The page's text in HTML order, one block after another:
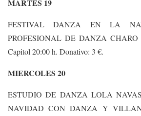
MARTES 19
FESTIVAL DANZA EN LA
PROFESIONAL DE DANZA CHARO
Capitol 20:00 h. Donativo: 3 €.
MIERCOLES 20
ESTUDIO DE DANZA LOLA
NAVIDAD CON DANZA Y